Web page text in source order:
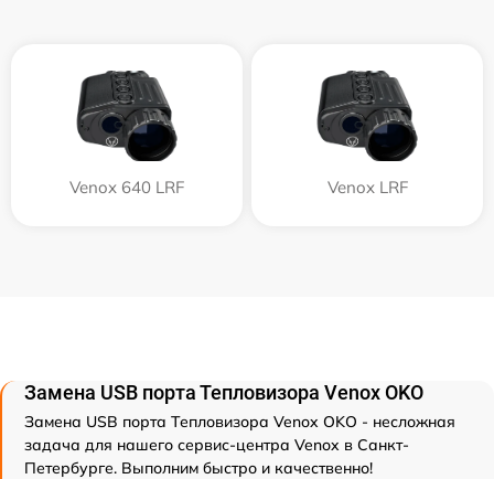
Venox 640 LRF Venox LRF
Замена USB порта Тепловизора Venox OKO
Замена USB порта Тепловизора Venox OKO - несложная
задача для нашего сервис-центра Venox в Санкт-
Петербурге. Выполним быстро и качественно!